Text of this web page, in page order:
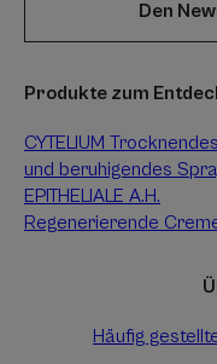
Den
Produkte zum
CYTELIUM Trocknendes
und beruhigendes
EPITHELIALE A.H.
Regenerierende
Häufig